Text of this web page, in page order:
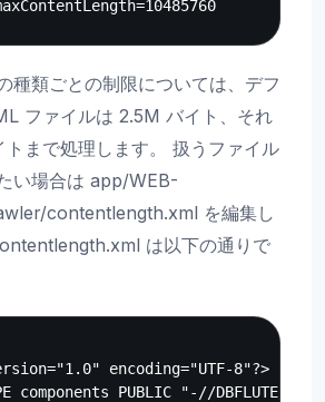
種類ごとの制限については、デフ
ファイルは 2.5M バイト、それ
まで処理します。 扱うファイル
い場合は app/WEB-
contentlength.xml を編集し
は以下の通りで
encoding="UTF-8"?>
components PUBLIC "-//DBFLUTE//